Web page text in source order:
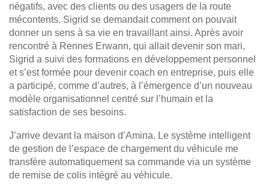
négatifs, avec des clients ou des usagers de la route
mécontents. Sigrid se demandait comment on pouvait
donner un sens à sa vie en travaillant ainsi. Après avoir
rencontré à Rennes Erwann, qui allait devenir son mari,
Sigrid a suivi des formations en développement personnel
et s’est formée pour devenir coach en entreprise, puis elle
a participé, comme d’autres, à l’émergence d’un nouveau
modèle organisationnel centré sur l’humain et la
satisfaction de ses besoins.
J’arrive devant la maison d’Amina. Le système intelligent
de gestion de l’espace de chargement du véhicule me
transfère automatiquement sa commande via un système
de remise de colis intégré au véhicule.